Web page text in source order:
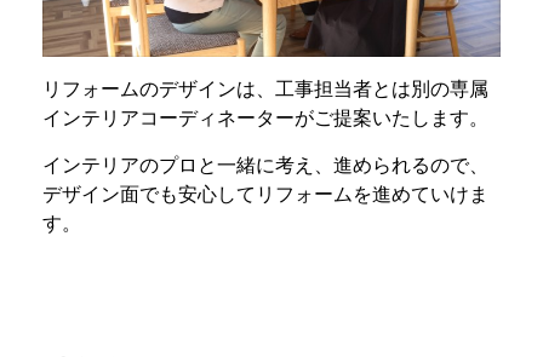
リフォームのデザインは、工事担当者とは別の専属
インテリアコーディネーターがご提案いたします。
インテリアのプロと一緒に考え、進められるので、
デザイン面でも安心してリフォームを進めていけま
す。